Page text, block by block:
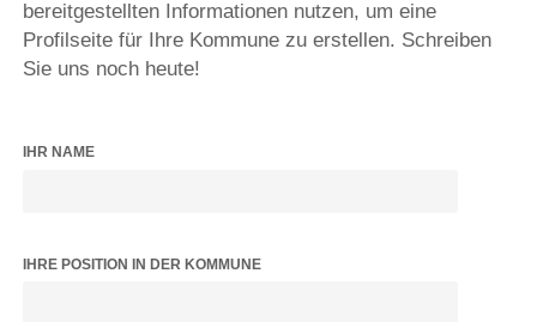
bereitgestellten Informationen nutzen, um eine
Profilseite für Ihre Kommune zu erstellen. Schreiben
Sie uns noch heute!
IHR NAME
IHRE POSITION IN DER KOMMUNE